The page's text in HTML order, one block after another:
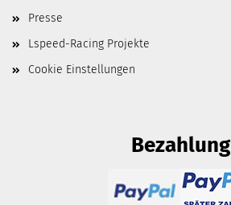
Presse
Lspeed-Racing Projekte
Cookie Einstellungen
Bezahlung